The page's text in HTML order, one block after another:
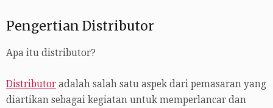
Pengertian Distributor
Apa itu distributor?
Distributor adalah salah satu aspek dari pemasaran yang
diartikan sebagai kegiatan untuk memperlancar dan